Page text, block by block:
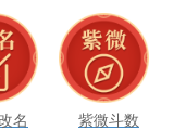
名 紫微斗数